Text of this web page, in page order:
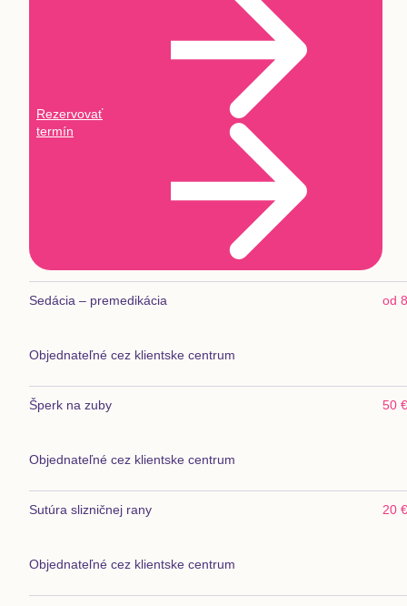
Rezervovať
termín
Sedácia – premedikácia
Objednateľné cez klientske centrum
od
Šperk na zuby
Objednateľné cez klientske centrum
50 €
Sutúra slizničnej rany
Objednateľné cez klientske centrum
20 €